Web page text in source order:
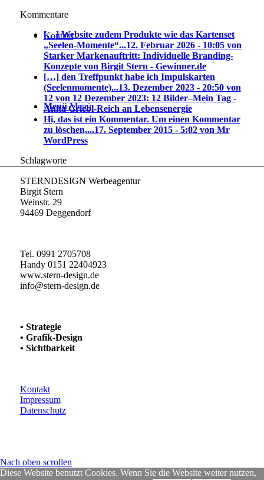
Kontakt
Menü Menü
Kommentare
[…] Website zudem Produkte wie das Kartenset
„Seelen-Momente“...12. Februar 2026 - 10:05 von
Starker Markenauftritt: Individuelle Branding-
Konzepte von Birgit Stern - Gewinner.de
[…] den Treffpunkt habe ich Impulskarten
(Seelenmomente)...13. Dezember 2023 - 20:50 von
12 von 12 Dezember 2023: 12 Bilder–Mein Tag -
Anita Griebl-Reich an Lebensenergie
Hi, das ist ein Kommentar. Um einen Kommentar
zu löschen,...17. September 2015 - 5:02 von Mr
WordPress
Schlagworte
STERNDESIGN Werbeagentur
Birgit Stern
Weinstr. 29
94469 Deggendorf
Tel. 0991 2705708
Handy 0151 22404923
www.stern-design.de
info@stern-design.de
• Strategie
• Grafik-Design
• Sichtbarkeit
Kontakt
Impressum
Datenschutz
Nach oben scrollen
Diese Website benutzt Cookies. Wenn Sie die Website weiter nutzen,